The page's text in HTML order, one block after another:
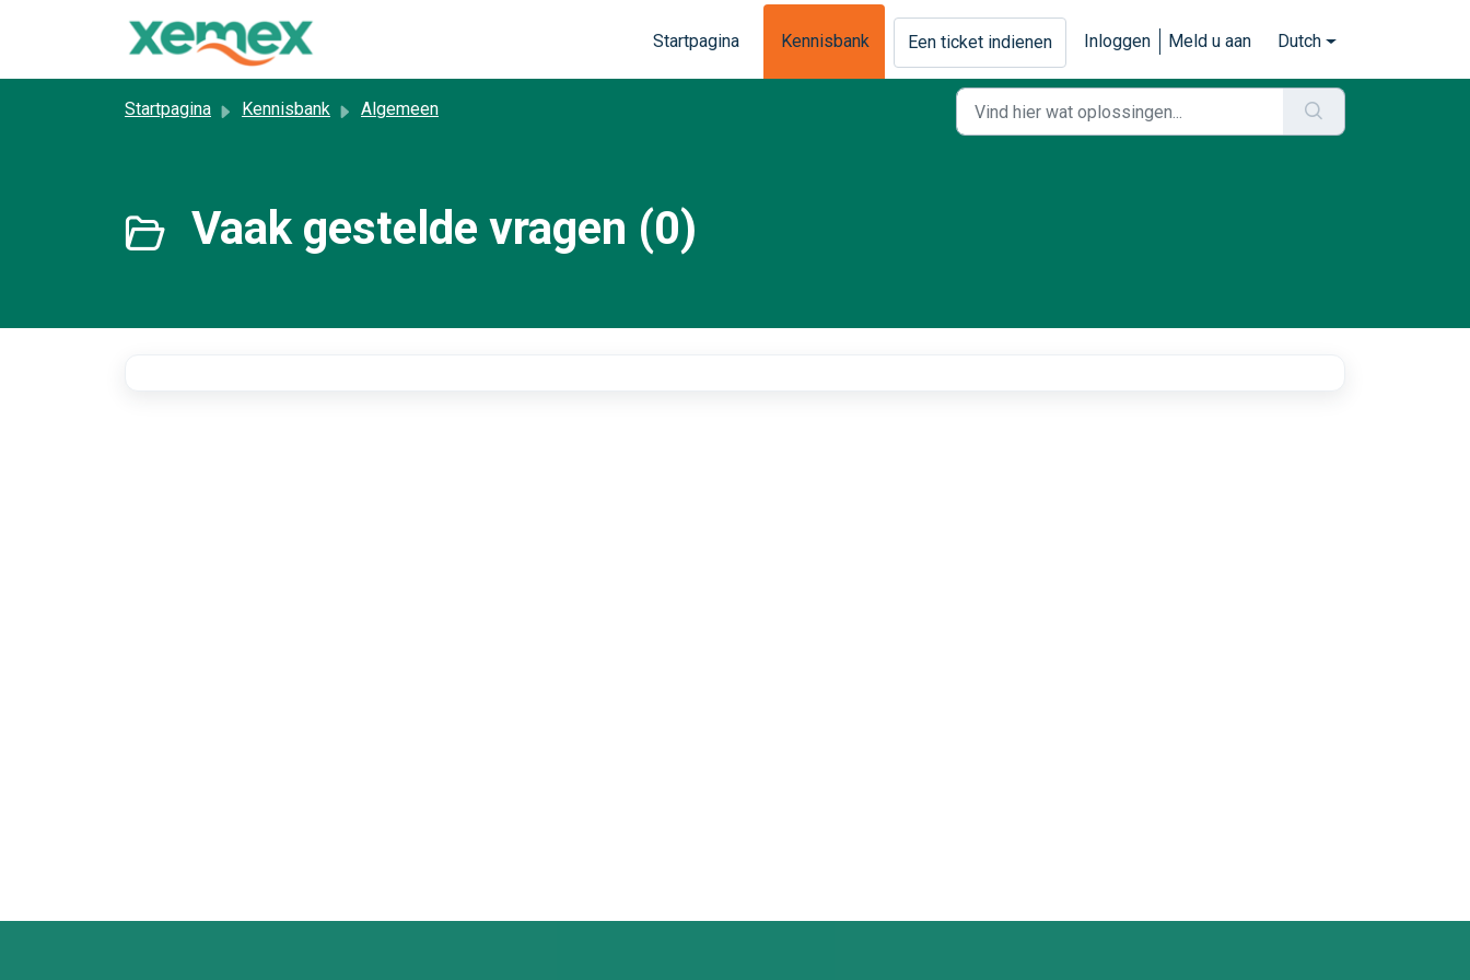
Startpagina
Kennisbank Een ticket indienen Inloggen Meld u aan Dutch
Startpagina Kennisbank Algemeen
Vaak gestelde vragen (0)